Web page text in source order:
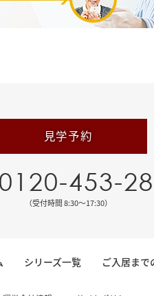
見学予約
0120-453-
（受付時間 8:30〜17:30）
シリーズ一覧 ご入居まで